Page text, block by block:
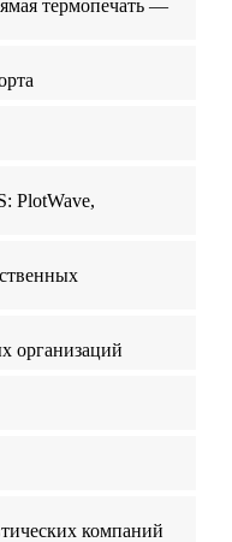
термопечать —
PlotWave,
организаций
компаний